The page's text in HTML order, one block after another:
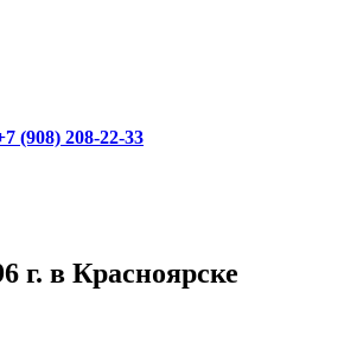
(908) 208-22-33
г. в Красноярске